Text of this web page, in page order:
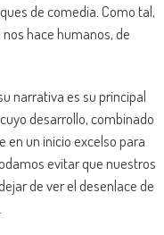
de comedia. Como tal,
hace humanos, de
narrativa es su principal
desarrollo, combinado
en un inicio excelso para
evitar que nuestros
de ver el desenlace de